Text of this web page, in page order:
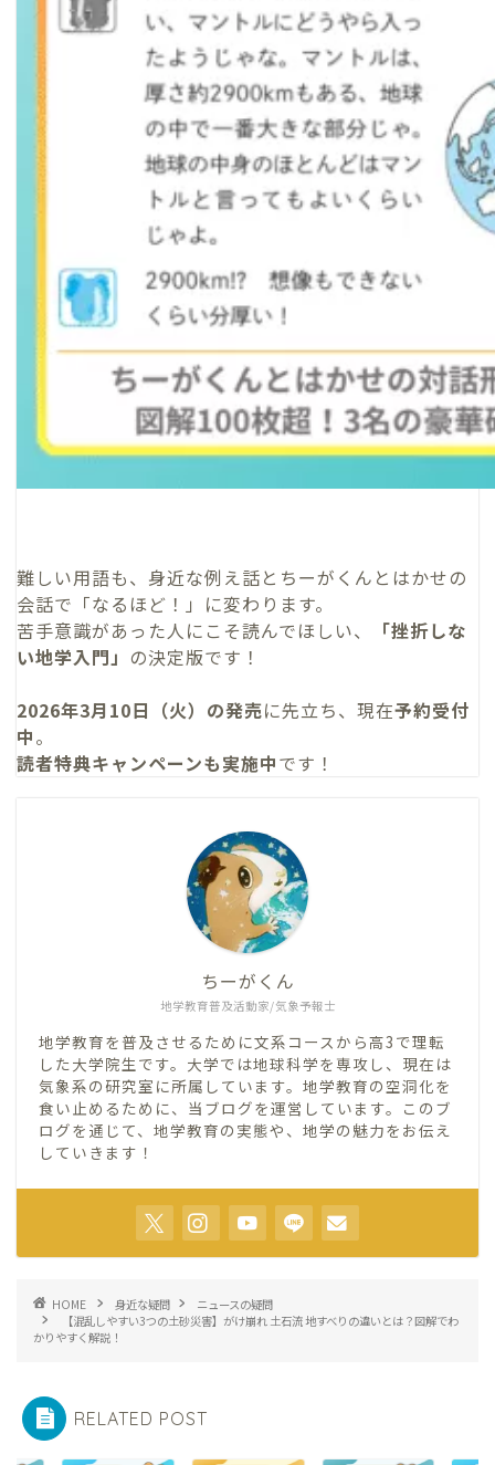
難しい用語も、身近な例え話とちーがくんとはかせの
会話で「なるほど！」に変わります。
苦手意識があった人にこそ読んでほしい、
「挫折しな
い地学入門」 の決定版です！
2026年3月10日（火）の発売に先立ち、現在予約受付
中。
読者特典キャンペーンも実施中です！
地学教育普及活動家/気象予報士
ちーがくん
地学教育を普及させるために文系コースから高3で理転
した大学院生です。大学では地球科学を専攻し、現在は
気象系の研究室に所属しています。地学教育の空洞化を
食い止めるために、当ブログを運営しています。このブ
ログを通じて、地学教育の実態や、地学の魅力をお伝え
していきます！
HOME 身近な疑問
ニュースの疑問
【混乱しやすい3つの土砂災害】がけ崩れ 土石流 地すべりの違いとは？図解でわ
かりやすく解説！
RELATED POST